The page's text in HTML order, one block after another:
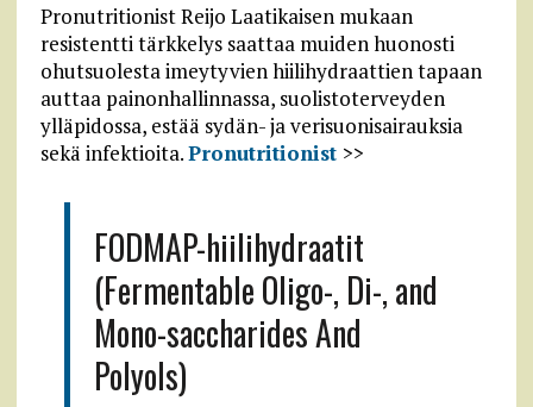
Pronutritionist Reijo Laatikaisen mukaan
resistentti tärkkelys saattaa muiden huonosti
ohutsuolesta imeytyvien hiilihydraattien tapaan
auttaa painonhallinnassa, suolistoterveyden
ylläpidossa, estää sydän- ja verisuonisairauksia
sekä infektioita.Pronutritionist >>
FODMAP-hiilihydraatit
(Fermentable Oligo-, Di-, and
Mono-saccharides And
Polyols)